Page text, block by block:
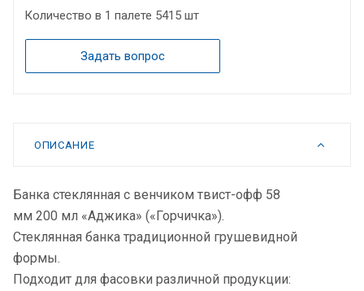
Количество в 1 палете 5415 шт
Задать вопрос
ОПИСАНИЕ
Банка стеклянная с венчиком твист-офф 58
мм 200 мл «Аджика» («Горчичка»).
Стеклянная банка традиционной грушевидной
формы.
Подходит для фасовки различной продукции: